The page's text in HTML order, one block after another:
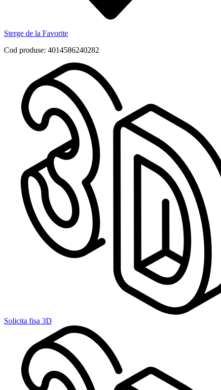
Sterge de la Favorite
Cod produse: 4014586240282
Solicita fisa 3D